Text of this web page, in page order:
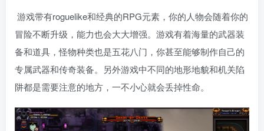
游戏带有roguelike和经典的RPG元素，你的人物会随着你的
冒险不断升级，能力也会大大增强。游戏有着海量的武器装
备和道具，怪物种类也是五花八门，你甚至能够制作自己的
专属武器和传奇装备。另外游戏中不同的地形地貌和机关陷
阱都是需要注意的地方，一不小心就会丢掉性命。